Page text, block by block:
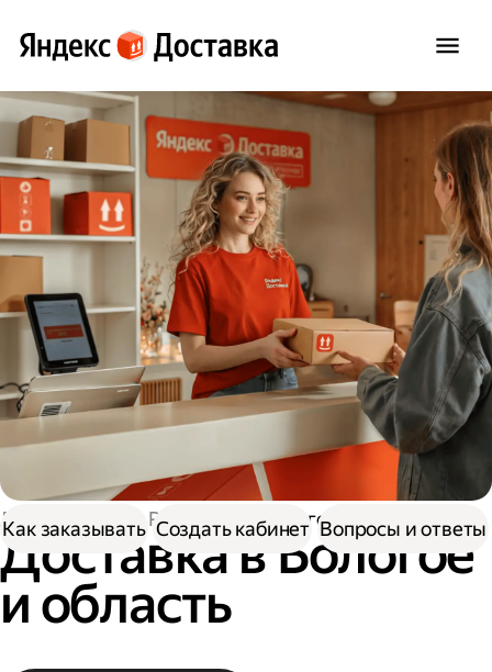
Доставка По России В Бологое
Доставка в Бологое
и область
Как заказывать Создать кабинет Вопросы и ответы